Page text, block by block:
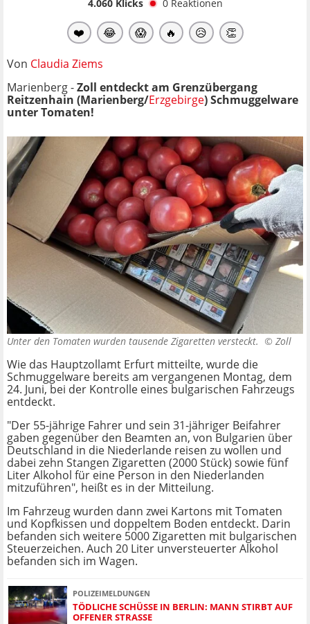
4.060Klicks 0 Reaktionen
❤️ 😂 😱 🔥 😥 👏
Von Claudia Ziems
Marienberg -Zoll entdeckt am Grenzübergang
Reitzenhain (Marienberg/Erzgebirge) Schmuggelware
unter Tomaten!
Unter den Tomaten wurden tausende Zigaretten versteckt. © Zoll
Wie das Hauptzollamt Erfurt mitteilte, wurde die
Schmuggelware bereits am vergangenen Montag, dem
24. Juni, bei der Kontrolle eines bulgarischen Fahrzeugs
entdeckt.
"Der 55-jährige Fahrer und sein 31-jähriger Beifahrer
gaben gegenüber den Beamten an, von Bulgarien über
Deutschland in die Niederlande reisen zu wollen und
dabei zehn Stangen Zigaretten (2000 Stück) sowie fünf
Liter Alkohol für eine Person in den Niederlanden
mitzuführen", heißt es in der Mitteilung.
Im Fahrzeug wurden dann zwei Kartons mit Tomaten
und Kopfkissen und doppeltem Boden entdeckt. Darin
befanden sich weitere 5000 Zigaretten mit bulgarischen
Steuerzeichen. Auch 20 Liter unversteuerter Alkohol
befanden sich im Wagen.
POLIZEIMELDUNGEN
TÖDLICHE SCHÜSSE IN BERLIN: MANN STIRBT AUF
OFFENER STRASSE